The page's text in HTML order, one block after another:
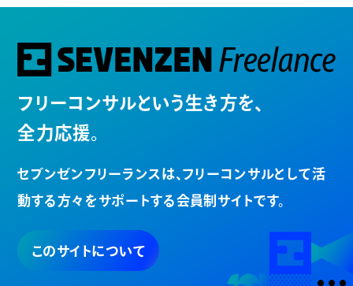
フリーコンサルという生き方を、
全力応援。
セブンゼンフリーランスは、 フリーコンサルとして活
動する方々を サポートする会員制サイトです。
このサイトについて